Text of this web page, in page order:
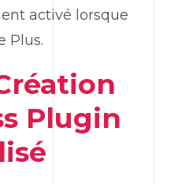
activé lorsque
Plus.
Plugin